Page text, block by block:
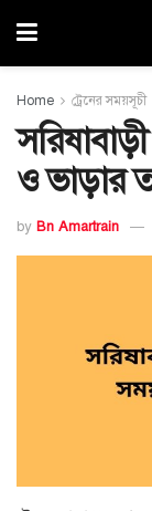
Home ট্রেনের সময়সূচী
ও ভাড়ার
by Bn Amartrain